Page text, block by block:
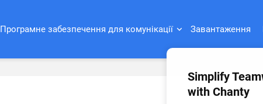
Програмне забезпечення для комунікації Завантаження
Simplify
with Chanty